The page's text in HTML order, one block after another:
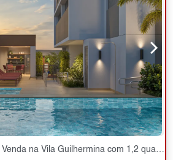
na Vila Guilhermina com 1,2 quartos - 31 e 48 m²